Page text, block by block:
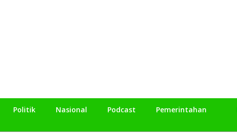
Politik Nasional Podcast Pemerintahan